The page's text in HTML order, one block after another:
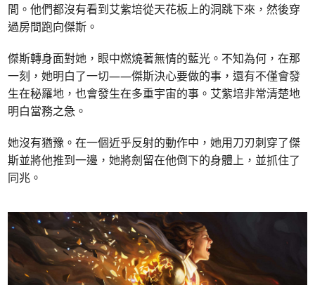
間。他們都沒有看到艾紫培從天花板上的洞跳下來，然後穿
過房間跑向傑斯。
傑斯轉身面對她，眼中燃燒著無情的藍光。不知為何，在那
一刻，她明白了一切——傑斯決心要做的事，還有不僅會發
生在秘羅地，也會發生在多重宇宙的事。艾紫培非常清楚地
明白當務之急。
她沒有猶豫。在一個近乎反射的動作中，她用刀刃刺穿了傑
斯並將他推到一邊，她將劍留在他倒下的身體上，並抓住了
同兆。